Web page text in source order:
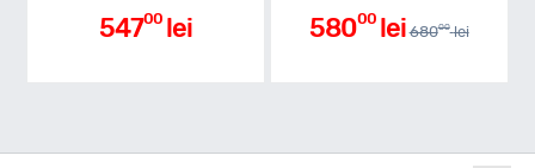
Aderenta pe carosabil ud
54700 lei 58000 lei 68000 lei